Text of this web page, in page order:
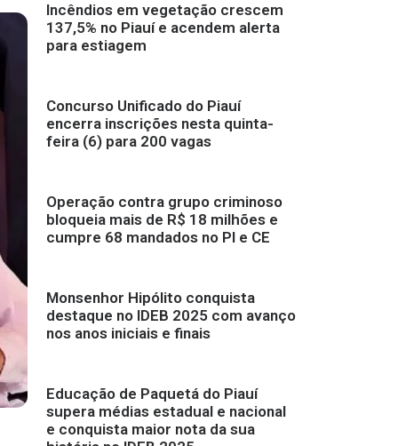
Incêndios em vegetação crescem
137,5% no Piauí e acendem alerta
para estiagem
Concurso Unificado do Piauí
encerra inscrições nesta quinta-
feira (6) para 200 vagas
Operação contra grupo criminoso
bloqueia mais de R$ 18 milhões e
cumpre 68 mandados no PI e CE
Monsenhor Hipólito conquista
destaque no IDEB 2025 com avanço
nos anos iniciais e finais
Educação de Paquetá do Piauí
supera médias estadual e nacional
e conquista maior nota da sua